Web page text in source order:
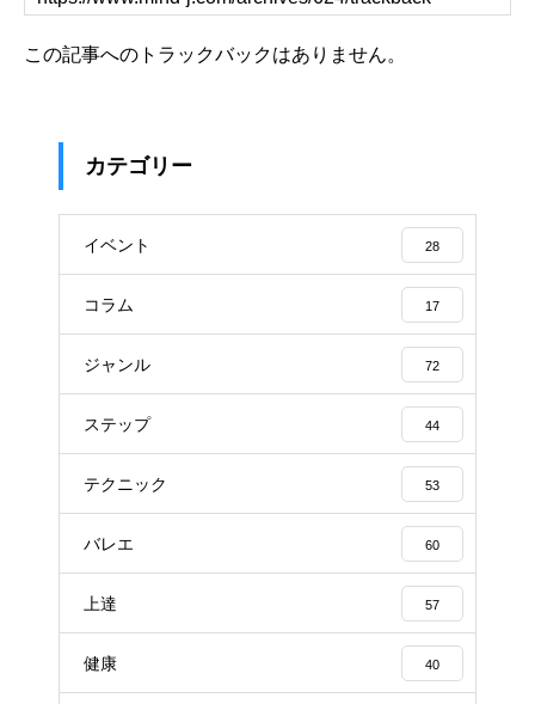
この記事へのトラックバックはありません。
カテゴリー
イベント 28
コラム 17
ジャンル 72
ステップ 44
テクニック 53
バレエ 60
上達 57
健康 40